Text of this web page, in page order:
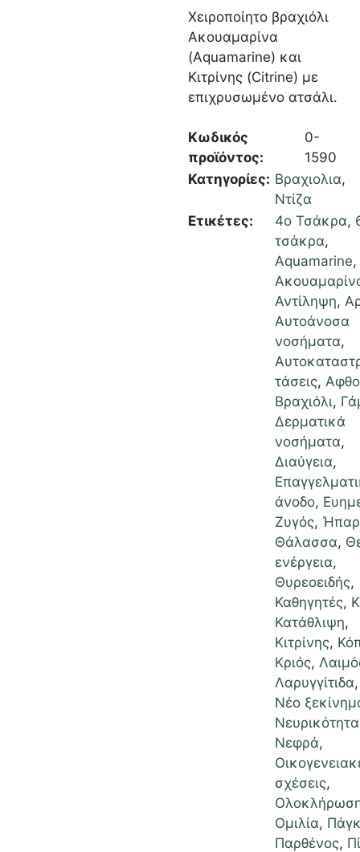
Χειροποίητο βραχιόλι
Ακουαμαρίνα
(Aquamarine) και
Κιτρίνης (Citrine) με
επιχρυσωμένο ατσάλι.
Κωδικός
προϊόντος:
0-
1590
Κατηγορίες: Βραχιολια,
Ντίζα
Ετικέτες:
4ο Τσάκρα,
τσάκρα,
Aquamarine,
Αντίληψη,
Αυτοάνοσα
νοσήματα,
τάσεις,
Βραχιόλι,
Δερματικά
νοσήματα,
Διαύγεια,
άνοδο,
Ζυγός, Ήπαρ
Θάλασσα,
ενέργεια,
Θυρεοειδής,
Καθηγητές,
Κατάθλιψη,
Κιτρίνης,
Κριός,
Λαρυγγίτιδα
Νέο
Νευρικότητα
Νεφρά,
σχέσεις,
Ομιλία,
Παρθένος,